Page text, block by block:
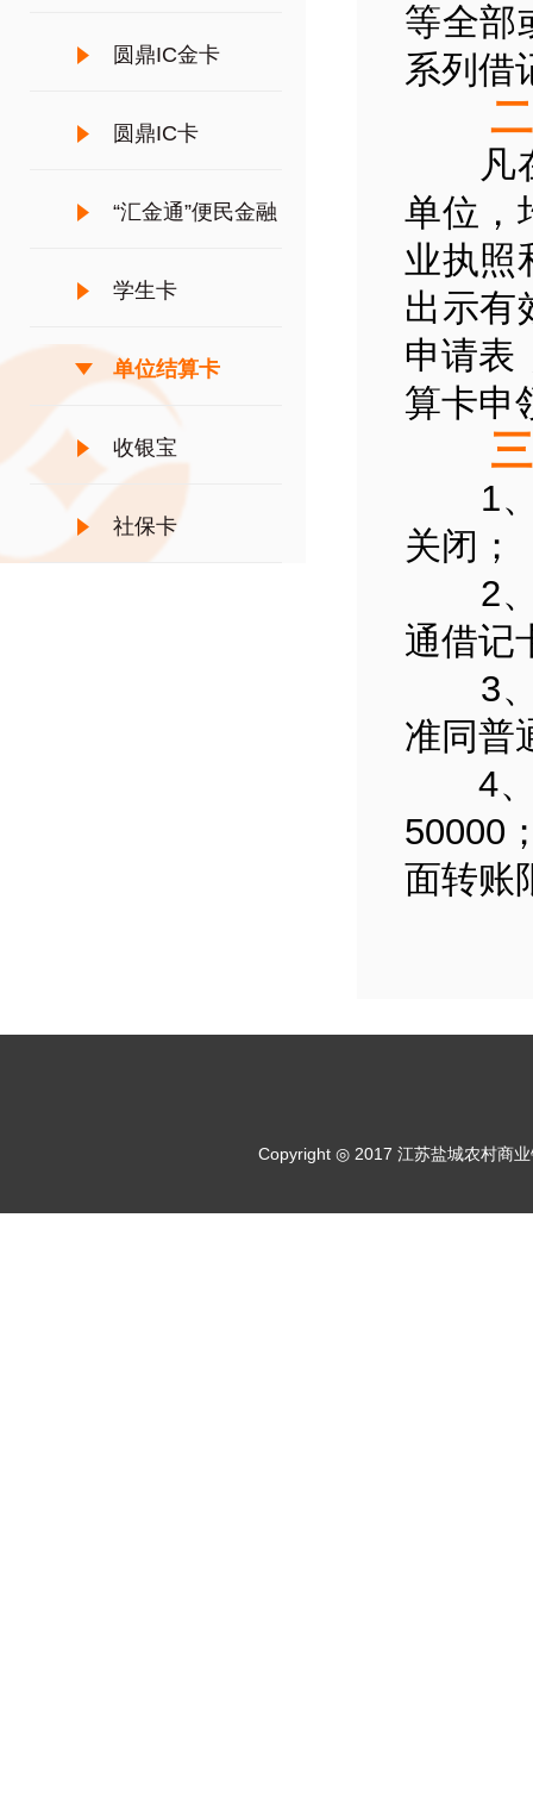
圆鼎IC金卡
圆鼎IC卡
“汇金通”便民金融
服务
学生卡
单位结算卡
收银宝
社保卡
等全部
系列借
二
凡在
单位，
业执照
出示有
申请表
算卡申
三
1、
关闭；
2、
通借记
3、
准同普
4、
50000
面转账
Copyright ◎ 2017 江苏盐城农村商